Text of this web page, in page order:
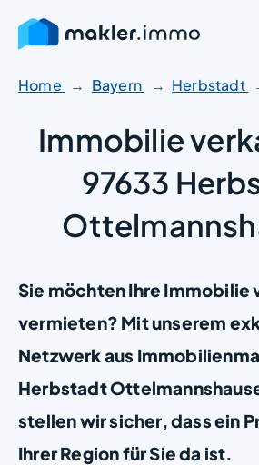
Zum
Inhalt
springen
Home Bayern Herbstadt
Immobilie
97633
Sie möchten Ihre Immobilie
vermieten? Mit unserem
Netzwerk aus
Herbstadt
stellen wir sicher, dass ein
Ihrer Region für Sie da ist.